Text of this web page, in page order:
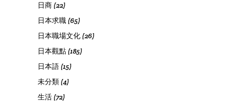
日商 (22)
日本求職 (65)
日本職場文化 (26)
日本觀點 (185)
日本語 (15)
未分類 (4)
生活 (72)